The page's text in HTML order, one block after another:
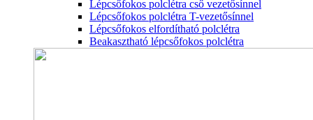
Lépcsőfokos polclétra cső vezetősínnel
Lépcsőfokos polclétra T-vezetősínnel
Lépcsőfokos elfordítható polclétra
Beakasztható lépcsőfokos polclétra